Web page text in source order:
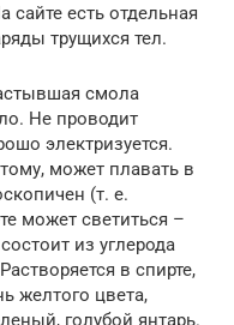
сайте есть отдельная
трущихся тел.
смола
Не проводит
электризуется.
может плавать в
(т. е.
может светиться –
из углерода
в спирте,
желтого цвета,
голубой янтарь.